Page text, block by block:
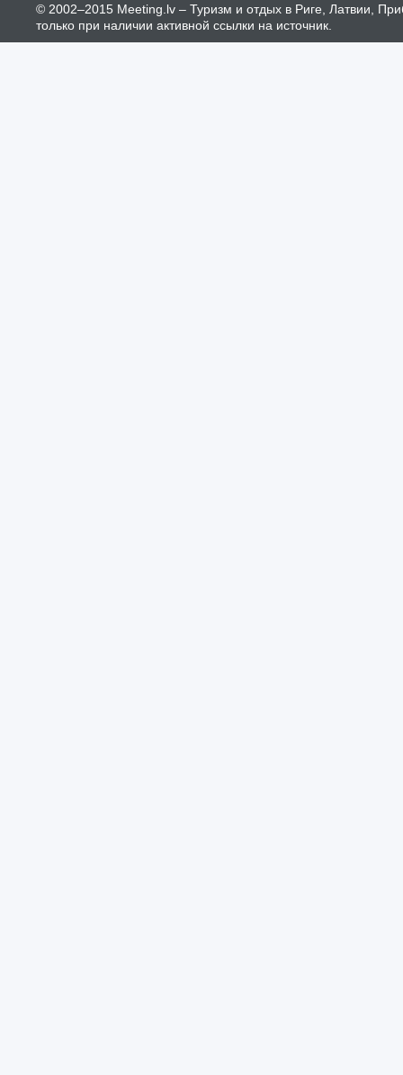
© 2002–2015 Meeting.lv – Туризм и отдых в Риге, Латвии,
только при наличии активной ссылки на источник.